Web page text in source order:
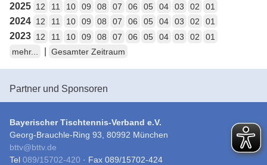
2025 12 11 10 09 08 07 06 05 04 03 02 01
2024 12 11 10 09 08 07 06 05 04 03 02 01
2023 12 11 10 09 08 07 06 05 04 03 02
01
mehr...
Gesamter Zeitraum
Partner und Sponsoren
Bayerischer Tischtennis-Verband e.V.
Georg-Brauchle-Ring 93, 80992 München
bttv@bttv.de
Tel 089/15702-420 · Fax 089/15702-424